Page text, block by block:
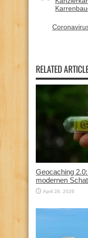
RELATED
Geocaching
modernen
April 28, 2026